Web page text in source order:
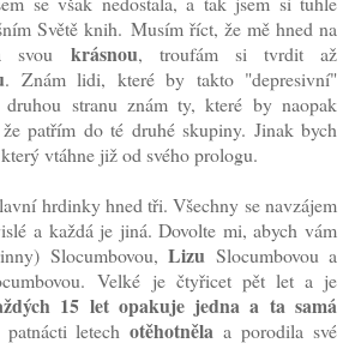
Světě knih. Musím říct, že mě hned na
svou krásnou, troufám si tvrdit až
. Znám lidi, které by takto "depresivní"
stranu znám ty, které by naopak
patřím do té druhé skupiny. Jinak bych
vtáhne již od svého prologu.
hrdinky hned tři. Všechny se navzájem
a každá je jiná. Dovolte mi, abych vám
Slocumbovou, Lizu Slocumbovou a
Velké je čtyřicet pět let a je
15 let opakuje jedna a ta samá
letechotěhotnělaa porodila své